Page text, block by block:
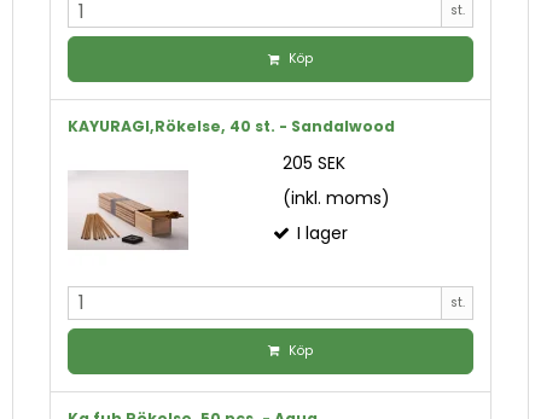
st.
Köp
KAYURAGI,Rökelse, 40 st. - Sandalwood
205 SEK
(inkl. moms)
I lager
st.
Köp